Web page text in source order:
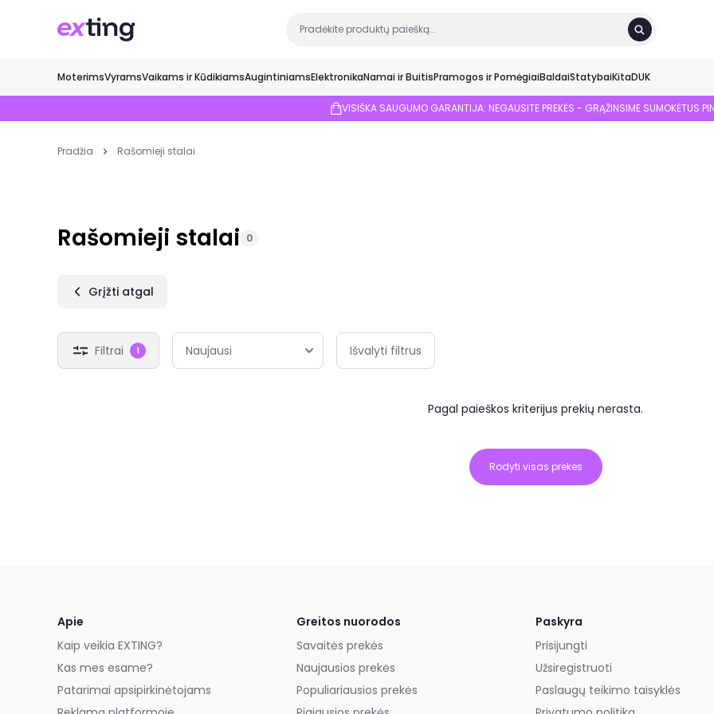
MoterimsVyramsVaikams ir KūdikiamsAugintiniamsElektronikaNamai ir BuitisPramogos ir PomėgiaiBaldaiStatybaiKitaDUK
VISIŠKA SAUGUMO GARANTIJA: NEGAUSITE PREKĖS - GRĄŽINSIME SUMOKĖTUS
Pradžia Rašomieji stalai
Rašomieji stalai 0
Grįžti atgal
Filtrai 1 Išvalyti filtrus
Pagal paieškos kriterijus prekių nerasta.
Rodyti visas prekes
Apie
Kaip veikia EXTING?
Kas mes esame?
Patarimai apsipirkinėtojams
Greitos nuorodos
Savaitės prekės
Naujausios prekės
Populiariausios prekės
Paskyra
Prisijungti
Užsiregistruoti
Paslaugų teikimo taisyklės